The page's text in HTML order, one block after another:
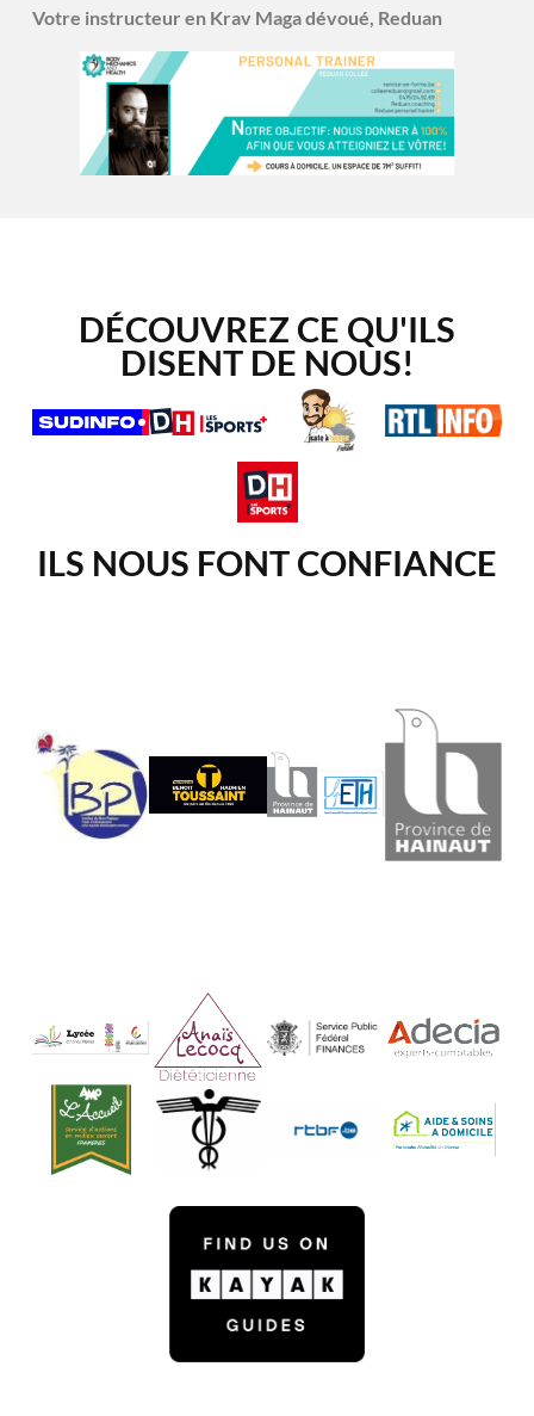
Votre instructeur en Krav Maga dévoué, Reduan
DÉCOUVREZ CE QU'ILS
DISENT DE NOUS!
ILS NOUS FONT CONFIANCE